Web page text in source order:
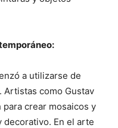
a utilizarse de
Artistas como Gustav
crear mosaicos y
En el arte